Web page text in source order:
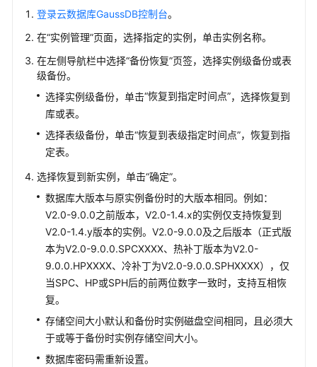
例
版
本
管
版
本
升
插
件
管
理
数
据
份
数
登录云数据库GaussDB控制台。
在“实例管理”页面，选择指定的实例，单击实例名称。
在左侧导航栏中选择“备份恢复”页签，选择实例级备份或表
级备份。
选择实例级备份，单击“恢复到指定时间点”，选择恢复到
库或表。
选择表级备份，单击“恢复到表级指定时间点”，恢复到指
定表。
选择恢复到新实例，单击“确定”。
数据库大版本与原实例备份时的大版本相同。例如：
V2.0-9.0.0之前版本，V2.0-1.4.x的实例仅支持恢复到
V2.0-1.4.y版本的实例。V2.0-9.0.0及之后版本（正式版
本为V2.0-9.0.0.SPCXXXX、热补丁版本为V2.0-
9.0.0.HPXXXX、冷补丁为V2.0-9.0.0.SPHXXXX），仅
当SPC、HP或SPH后的前两位数字一致时，支持互相恢
复。
存储空间大小默认和备份时实例磁盘空间相同，且必须大
于或等于备份时实例存储空间大小。
数据库密码需重新设置。